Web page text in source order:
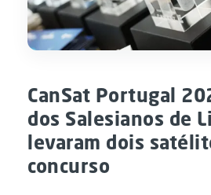
CanSat Portugal
dos Salesianos de
levaram dois
concurso